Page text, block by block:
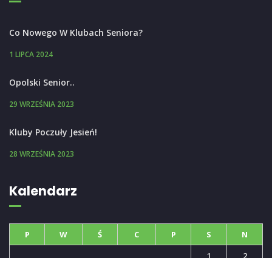
Co Nowego W Klubach Seniora?
1 LIPCA 2024
Opolski Senior..
29 WRZEŚNIA 2023
Kluby Poczuły Jesień!
28 WRZEŚNIA 2023
Kalendarz
P W Ś C P S N
1
2